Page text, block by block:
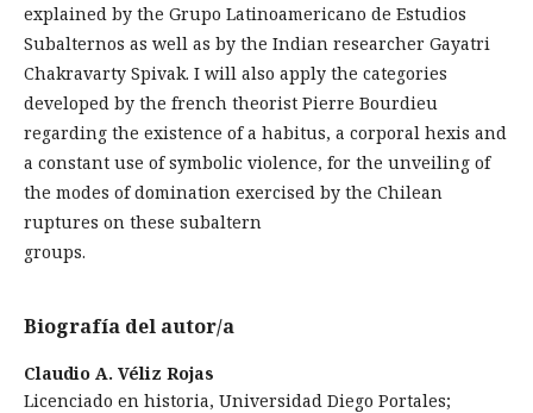
explained by the Grupo Latinoamericano de Estudios
Subalternos as well as by the Indian researcher Gayatri
Chakravarty Spivak. I will also apply the categories
developed by the french theorist Pierre Bourdieu
regarding the existence of a habitus, a corporal hexis and
a constant use of symbolic violence, for the unveiling of
the modes of domination exercised by the Chilean
ruptures on these subaltern
groups.
Biografía del autor/a
Claudio A. Véliz Rojas
Licenciado en historia, Universidad Diego Portales;